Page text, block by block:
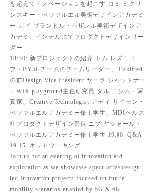
を超えてイノベーションを起こす ロミ ミクリ
ンスキー・べツァルエル美術デザインアカデミ
ー ガイ ブランドル・ベザレル美術デザインア
カデミ、インテルにてプロダクトデザインリー
ダー
18:30: 新プロジェクトの紹介 トム レズニコ
フ・BY5Gチームのチームリーダー、Riskified
の前Design Vice President ヤーラ シャットナー
・WIX playground主任研究員 タル ニシム・写
真家、Creative Technologist アディ サイモン・
べツァルエルアカデミー修士学生、MDIヘルス
社プロダクトデザイン部長 ニブ ヤシャール・
べツァルエルアカデミー修士学生 19:00: Q&A
19:15: ネットワーキング
Join us for an evening of innovation and
exploration as we showcase speculative design-
led Innovation projects focused on future
mobility scenarios enabled by 5G & 6G